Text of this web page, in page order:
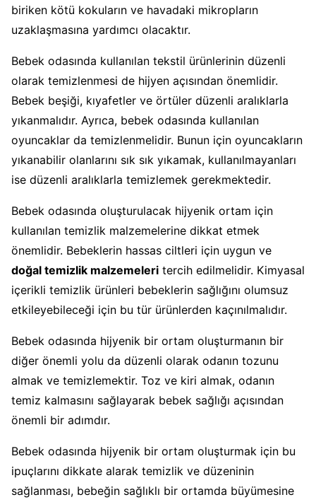
biriken kötü kokuların ve havadaki mikropların
uzaklaşmasına yardımcı olacaktır.
Bebek odasında kullanılan tekstil ürünlerinin düzenli
olarak temizlenmesi de hijyen açısından önemlidir.
Bebek beşiği, kıyafetler ve örtüler düzenli aralıklarla
yıkanmalıdır. Ayrıca, bebek odasında kullanılan
oyuncaklar da temizlenmelidir. Bunun için oyuncakların
yıkanabilir olanlarını sık sık yıkamak, kullanılmayanları
ise düzenli aralıklarla temizlemek gerekmektedir.
Bebek odasında oluşturulacak hijyenik ortam için
kullanılan temizlik malzemelerine dikkat etmek
önemlidir. Bebeklerin hassas ciltleri için uygun ve
doğal temizlik malzemeleri tercih edilmelidir. Kimyasal
içerikli temizlik ürünleri bebeklerin sağlığını olumsuz
etkileyebileceği için bu tür ürünlerden kaçınılmalıdır.
Bebek odasında hijyenik bir ortam oluşturmanın bir
diğer önemli yolu da düzenli olarak odanın tozunu
almak ve temizlemektir. Toz ve kiri almak, odanın
temiz kalmasını sağlayarak bebek sağlığı açısından
önemli bir adımdır.
Bebek odasında hijyenik bir ortam oluşturmak için bu
ipuçlarını dikkate alarak temizlik ve düzeninin
sağlanması, bebeğin sağlıklı bir ortamda büyümesine